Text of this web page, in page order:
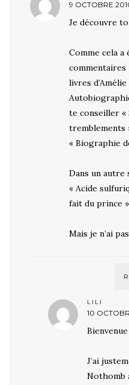
9 OCTOBRE
Je découvre
Comme cela a
commentaires
livres
te conseiller «
tremblements
« Biographie
Dans un autre
« Acide
fait du prince »
Mais je n’ai
LILI
10
J’ai
Nothomb